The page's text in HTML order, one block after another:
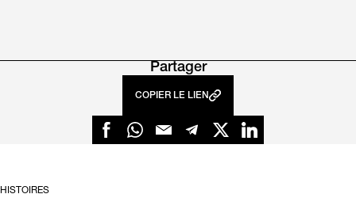
Partager
COPIER LE LIEN
HISTOIRES